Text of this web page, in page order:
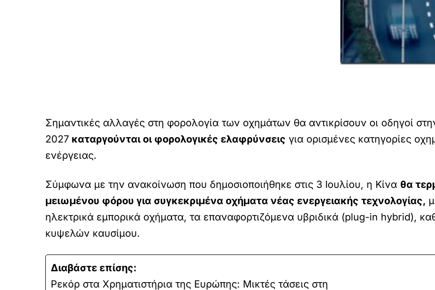
Σημαντικές αλλαγές στη φορολογία των οχημάτων θα αντικρίσουν οι οδηγοί
2027 καταργούνται οι φορολογικές ελαφρύνσεις για ορισμένες κατηγορίες
ενέργειας.
Σύμφωνα με την ανακοίνωση που δημοσιοποιήθηκε στις 3 Ιουλίου, η Κίνα θα
μειωμένου φόρου για συγκεκριμένα οχήματα νέας ενεργειακής τεχνολογίας,
ηλεκτρικά εμπορικά οχήματα, τα επαναφορτιζόμενα υβριδικά (plug-in hybrid),
κυψελών καυσίμου.
Διαβάστε επίσης:
Ρεκόρ στα Χρηματιστήρια της Ευρώπης: Μικτές τάσεις στη